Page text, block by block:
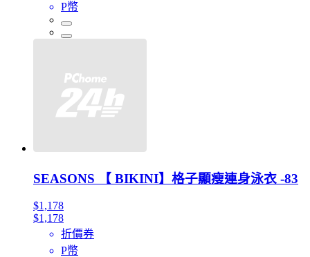
P幣
SEASONS 【 BIKINI】格子顯瘦連身泳衣 -83
$1,178
$1,178
折價券
P幣